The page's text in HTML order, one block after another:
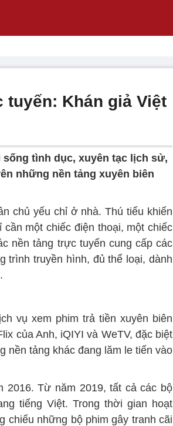
tuyến: Khán giả Việt
tình dục, xuyên tạc lịch sử,
những nền tảng xuyên biên
chủ yếu chỉ ở nhà. Thú tiểu khiến
một chiếc điện thoại, một chiếc
nền tảng trực tuyến cung cấp các
trình truyền hình, đủ thể loại, dành
vụ xem phim trả tiền xuyên biên
của Anh, iQIYI và WeTV, đặc biệt
nền tảng khác đang lăm le tiến vào
2016. Từ năm 2019, tất cả các bộ
tiếng Việt. Trong thời gian hoạt
chiếu những bộ phim gây tranh cãi